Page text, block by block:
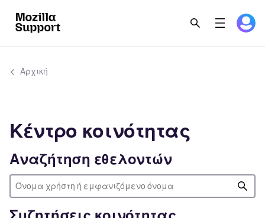
Αρχική
Κέντρο κοινότητας
Αναζήτηση εθελοντών